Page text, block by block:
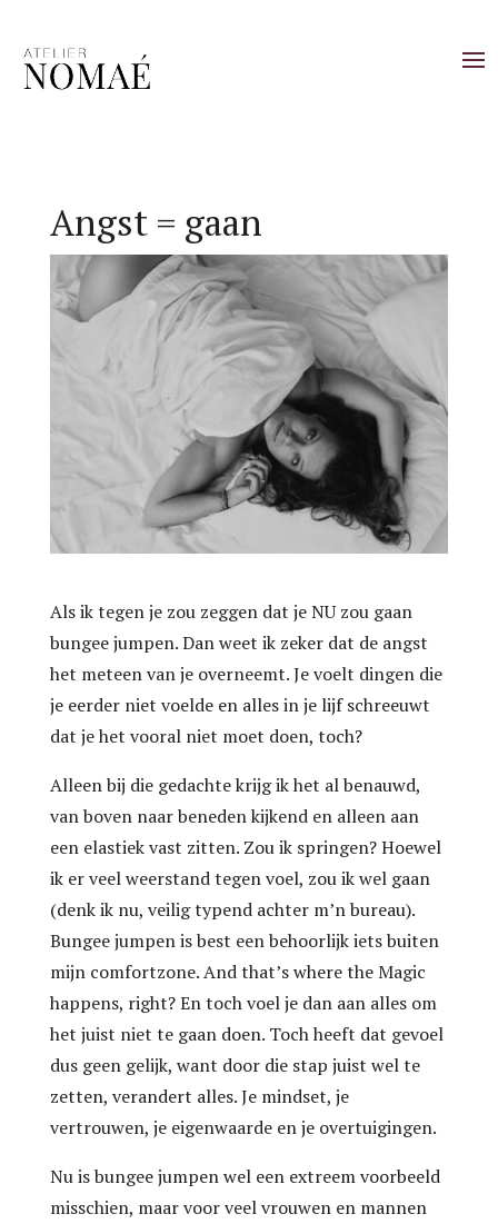
Angst = gaan
Als ik tegen je zou zeggen dat je NU zou gaan
bungee jumpen. Dan weet ik zeker dat de angst
het meteen van je overneemt. Je voelt dingen die
je eerder niet voelde en alles in je lijf schreeuwt
dat je het vooral niet moet doen, toch?
Alleen bij die gedachte krijg ik het al benauwd,
van boven naar beneden kijkend en alleen aan
een elastiek vast zitten. Zou ik springen? Hoewel
ik er veel weerstand tegen voel, zou ik wel gaan
(denk ik nu, veilig typend achter m’n bureau).
Bungee jumpen is best een behoorlijk iets buiten
mijn comfortzone. And that’s where the Magic
happens, right? En toch voel je dan aan alles om
het juist niet te gaan doen. Toch heeft dat gevoel
dus geen gelijk, want door die stap juist wel te
zetten, verandert alles. Je mindset, je
vertrouwen, je eigenwaarde en je overtuigingen.
Nu is bungee jumpen wel een extreem voorbeeld
misschien, maar voor veel vrouwen en mannen